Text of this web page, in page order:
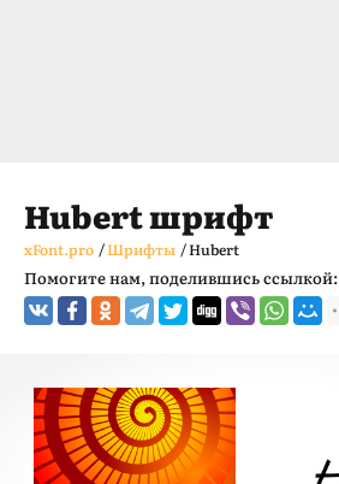
Hubert шрифт
xFont.pro /Шрифты /Hubert
Помогите нам, поделившись ссылкой: